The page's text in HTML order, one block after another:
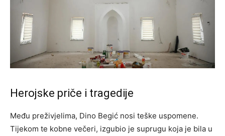
Herojske priče i tragedije
Među preživjelima, Dino Begić nosi teške uspomene.
Tijekom te kobne večeri, izgubio je suprugu koja je bila u